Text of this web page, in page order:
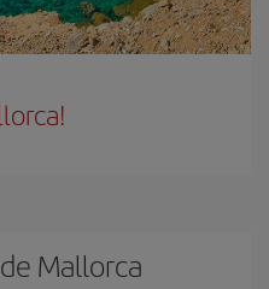
Mallorca